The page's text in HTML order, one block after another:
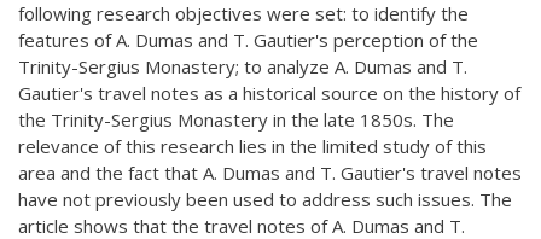
following research objectives were set: to identify the
features of A. Dumas and T. Gautier's perception of the
Trinity-Sergius Monastery; to analyze A. Dumas and T.
Gautier's travel notes as a historical source on the history of
the Trinity-Sergius Monastery in the late 1850s. The
relevance of this research lies in the limited study of this
area and the fact that A. Dumas and T. Gautier's travel notes
have not previously been used to address such issues. The
article shows that the travel notes of A. Dumas and T.